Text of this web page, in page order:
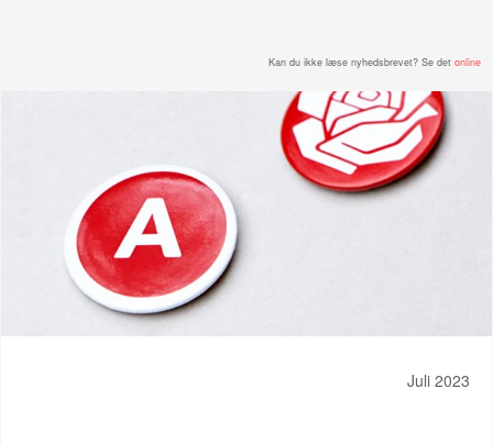
Kan du ikke læse nyhedsbrevet? Se det online
Juli 2023